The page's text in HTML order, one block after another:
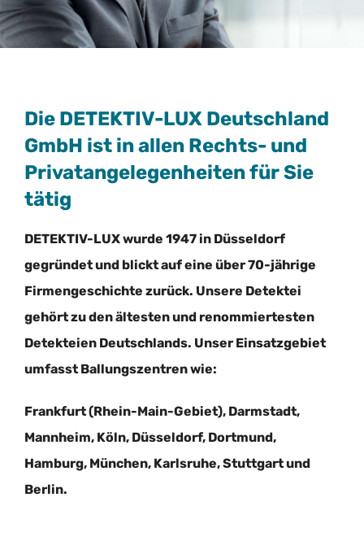
Die DETEKTIV-LUX Deutschland
GmbH ist in allen Rechts- und
Privatangelegenheiten für Sie
tätig
DETEKTIV-LUX wurde 1947 in Düsseldorf
gegründet und blickt auf eine über 70-jährige
Firmengeschichte zurück. Unsere Detektei
gehört zu den ältesten und renommiertesten
Detekteien Deutschlands. Unser Einsatzgebiet
umfasst Ballungszentren wie:
Frankfurt (Rhein-Main-Gebiet), Darmstadt,
Mannheim, Köln, Düsseldorf, Dortmund,
Hamburg, München, Karlsruhe, Stuttgart und
Berlin.